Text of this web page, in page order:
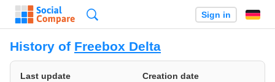
Sign in
History of Freebox Delta
Last update
Creation date